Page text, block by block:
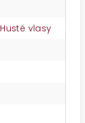
Husté vlasy